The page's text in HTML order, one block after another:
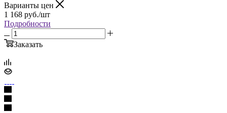
Варианты цен
1 168 руб./шт
Подробности
Заказать